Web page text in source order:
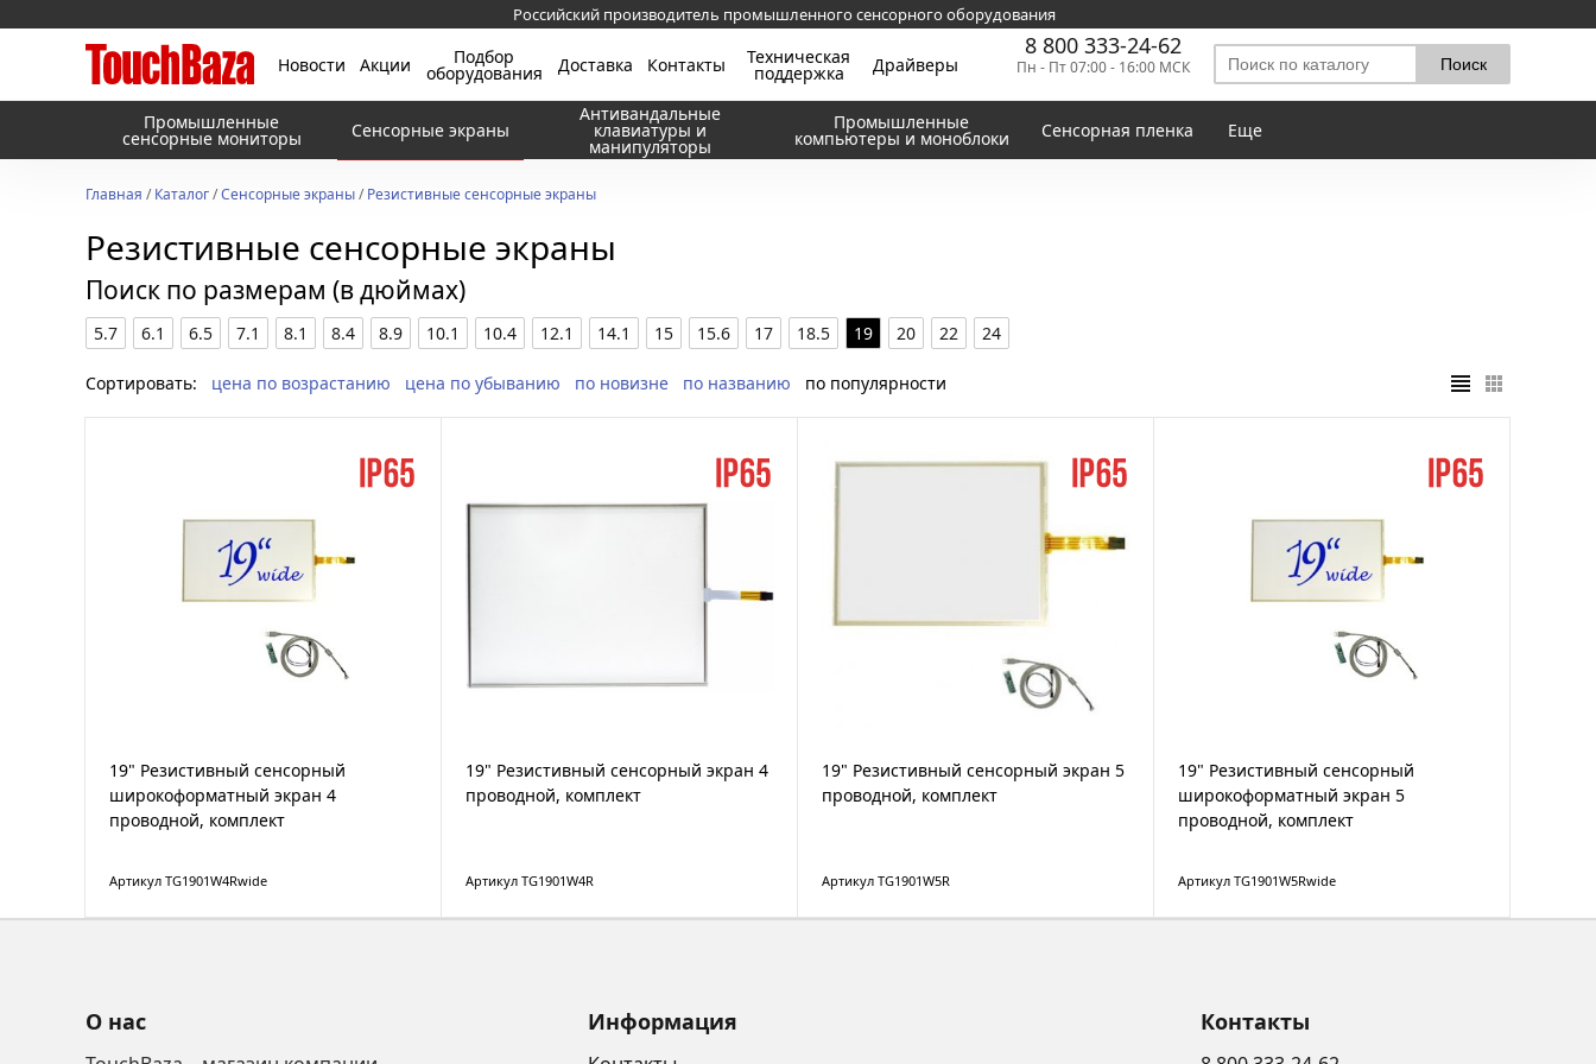
Российский производитель промышленного сенсорного оборудования
Новости Акции Подбор
оборудования Доставка Контакты Техническая
поддержка Драйверы
8 800 333-24-62
Пн - Пт 07:00 - 16:00 МСК
Промышленные
сенсорные мониторы Сенсорные экраны
Антивандальные
клавиатуры и
манипуляторы
Промышленные
компьютеры и моноблоки Сенсорная пленка Еще
Главная /Каталог/Сенсорные экраны/Резистивные сенсорные экраны
Резистивные сенсорные экраны
Поиск по размерам (в дюймах)
5.7 6.1 6.5 7.1 8.1 8.4 8.9 10.1 10.4 12.1 14.1 15 15.6 17 18.5 19 20 22 24
Сортировать: цена по возрастанию цена по убыванию по новизне по названию по популярности
19" Резистивный сенсорный
широкоформатный экран 4
проводной, комплект
Артикул TG1901W4Rwide
19" Резистивный сенсорный экран 4
проводной, комплект
Артикул TG1901W4R
19" Резистивный сенсорный экран 5
проводной, комплект
Артикул TG1901W5R
19" Резистивный сенсорный
широкоформатный экран 5
проводной, комплект
Артикул TG1901W5Rwide
О нас Информация Контакты